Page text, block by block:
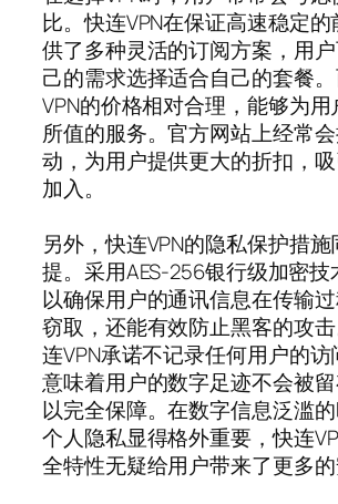
比。快连VPN在保证高速稳定
供了多种灵活的订阅方案，用
己的需求选择适合自己的套餐
VPN的价格相对合理，能够为
所值的服务。官方网站上经常
动，为用户提供更大的折扣，
加入。
另外，快连VPN的隐私保护措
提。采用AES-256银行级加密
以确保用户的通讯信息在传输
窃取，还能有效防止黑客的攻
连VPN承诺不记录任何用户的
意味着用户的数字足迹不会被
以完全保障。在数字信息泛滥
个人隐私显得格外重要，快连
全特性无疑给用户带来了更多的